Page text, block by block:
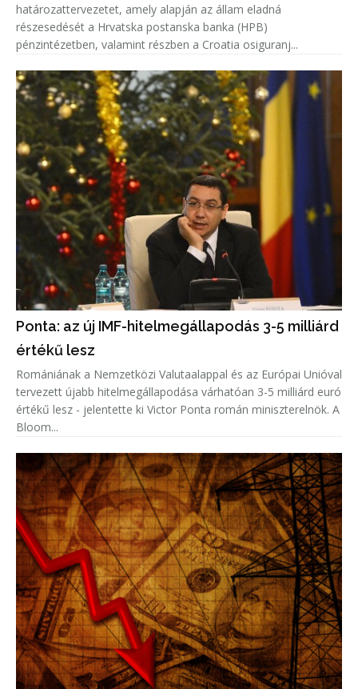
határozattervezetet, amely alapján az állam eladná
részesedését a Hrvatska postanska banka (HPB)
pénzintézetben, valamint részben a Croatia osiguranj...
Ponta: az új IMF-hitelmegállapodás 3-5 milliárd
értékű lesz
Romániának a Nemzetközi Valutaalappal és az Európai Unióval
tervezett újabb hitelmegállapodása várhatóan 3-5 milliárd euró
értékű lesz - jelentette ki Victor Ponta román miniszterelnök. A
Bloom...